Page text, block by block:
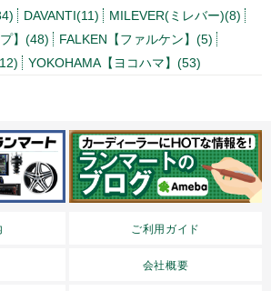
DAVANTI(11)
MILEVER(ミレバー)(8)
】(48)
FALKEN【ファルケン】(5)
YOKOHAMA【ヨコハマ】(53)
ご利用ガイド
会社概要